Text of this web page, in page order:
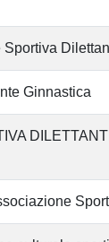
Ginnastica